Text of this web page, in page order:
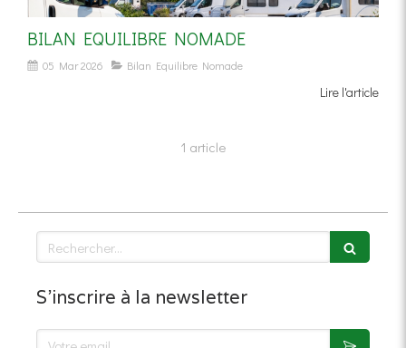
BILAN EQUILIBRE NOMADE
05 Mar 2026 Bilan Equilibre Nomade
Lire l'article
1 article
Rechercher
S'inscrire à la newsletter
Votre email